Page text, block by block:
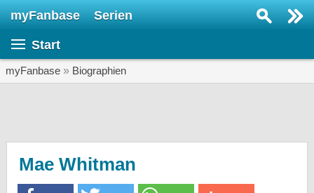
myFanbase Serien
Start
myFanbase » Biographien
Mae Whitman
Veranstaltungen